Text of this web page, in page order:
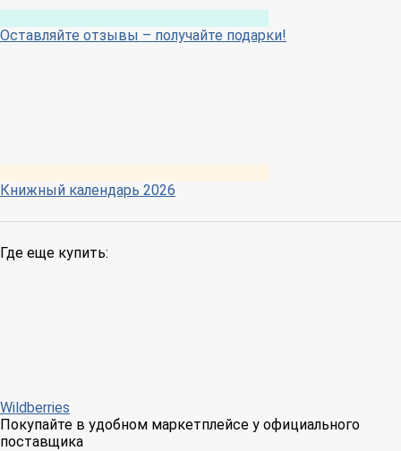
Оставляйте отзывы – получайте подарки!
Книжный календарь 2026
Где еще купить:
Wildberries
Покупайте в удобном маркетплейсе у официального
поставщика